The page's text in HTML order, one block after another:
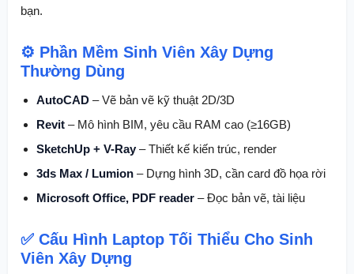
bạn.
⚙️ Phần Mềm Sinh Viên Xây Dựng
Thường Dùng
AutoCAD – Vẽ bản vẽ kỹ thuật 2D/3D
Revit – Mô hình BIM, yêu cầu RAM cao (≥16GB)
SketchUp + V-Ray – Thiết kế kiến trúc, render
3ds Max / Lumion – Dựng hình 3D, cần card đồ họa rời
Microsoft Office, PDF reader – Đọc bản vẽ, tài liệu
✅ Cấu Hình Laptop Tối Thiểu Cho Sinh
Viên Xây Dựng